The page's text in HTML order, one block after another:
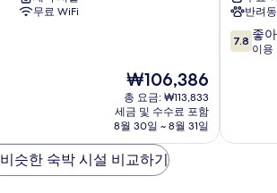
무료 WiFi
현
재
요
금
₩106,386
₩106,386
총 요금: ₩113,833
세금 및 수수료 포함
8월 30일 ~ 8월 31일
머
호
텔
반려
10
점
좋
7.8 좋
이용
비슷한 숙박 시설 비교하기